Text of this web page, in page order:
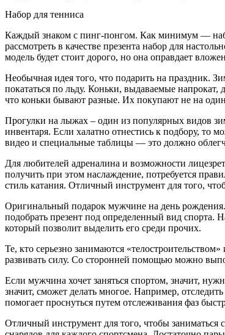
Набор для тенниса
Каждый знаком с пинг-понгом. Как минимум —
рассмотреть в качестве презента набор для
модель будет стоит дорого, но она оправдает
Необычная идея того, что подарить на праздник.
покататься по льду. Коньки, выдаваемые
что коньки бывают разные. Их покупают не на
Прогулки на лыжах – один из популярных видов
инвентаря. Если халатно отнестись к подбору, то
видео и специальные таблицы — это должно
Для любителей адреналина и возможности
получить при этом наслаждение, потребуется
стиль катания. Отличный инструмент для того,
Оригинальный подарок мужчине на день
подобрать презент под определенный вид спорта.
который позволит выделить его среди прочих.
Те, кто серьезно занимаются
развивать силу. Со сторонней помощью можно
Если мужчина хочет заняться спортом, значит,
значит, сможет делать многое. Например,
помогает проснуться путем отслеживания фаз
Отличный инструмент для того, чтобы